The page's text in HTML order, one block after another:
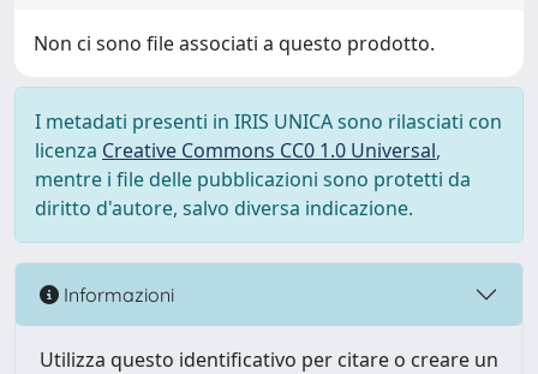
Non ci sono file associati a questo prodotto.
I metadati presenti in IRIS UNICA sono rilasciati con
licenza Creative Commons CC0 1.0 Universal,
mentre i file delle pubblicazioni sono protetti da
diritto d'autore, salvo diversa indicazione.
Informazioni
Utilizza questo identificativo per citare o creare un